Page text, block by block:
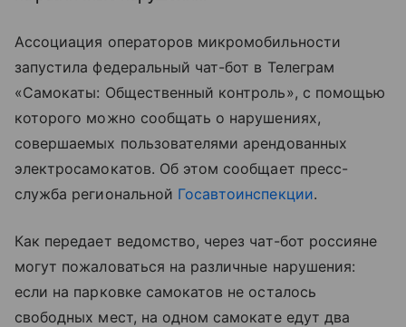
Ассоциация операторов микромобильности
запустила федеральный чат-бот в Телеграм
«Самокаты: Общественный контроль», с помощью
которого можно сообщать о нарушениях,
совершаемых пользователями арендованных
электросамокатов. Об этом сообщает пресс-
служба региональной Госавтоинспекции.
Как передает ведомство, через чат-бот россияне
могут пожаловаться на различные нарушения:
если на парковке самокатов не осталось
свободных мест, на одном самокате едут два